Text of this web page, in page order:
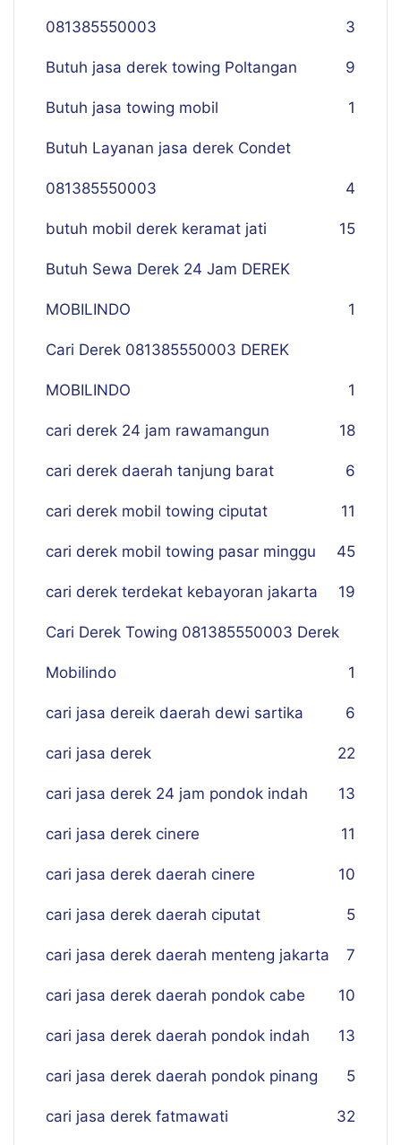
081385550003 3
Butuh jasa derek towing Poltangan 9
Butuh jasa towing mobil 1
Butuh Layanan jasa derek Condet
081385550003 4
butuh mobil derek keramat jati 15
Butuh Sewa Derek 24 Jam DEREK
MOBILINDO 1
Cari Derek 081385550003 DEREK
MOBILINDO 1
cari derek 24 jam rawamangun 18
cari derek daerah tanjung barat 6
cari derek mobil towing ciputat 11
cari derek mobil towing pasar minggu 45
cari derek terdekat kebayoran jakarta 19
Cari Derek Towing 081385550003 Derek
Mobilindo 1
cari jasa dereik daerah dewi sartika 6
cari jasa derek 22
cari jasa derek 24 jam pondok indah 13
cari jasa derek cinere 11
cari jasa derek daerah cinere 10
cari jasa derek daerah ciputat 5
cari jasa derek daerah menteng jakarta 7
cari jasa derek daerah pondok cabe 10
cari jasa derek daerah pondok indah 13
cari jasa derek daerah pondok pinang 5
cari jasa derek fatmawati 32